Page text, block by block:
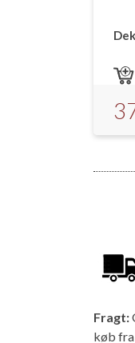
Fragt:
køb fra